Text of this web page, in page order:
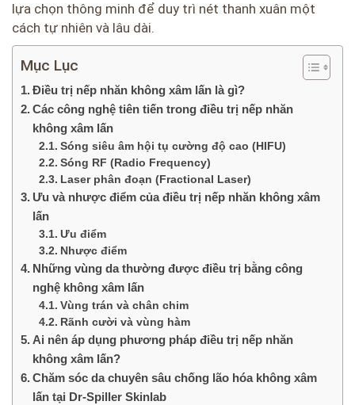
lựa chọn thông minh để duy trì nét thanh xuân một
cách tự nhiên và lâu dài.
Mục Lục
Điều trị nếp nhăn không xâm lấn là gì?
Các công nghệ tiên tiến trong điều trị nếp nhăn
không xâm lấn
Sóng siêu âm hội tụ cường độ cao (HIFU)
Sóng RF (Radio Frequency)
Laser phân đoạn (Fractional Laser)
Ưu và nhược điểm của điều trị nếp nhăn không xâm
lấn
Ưu điểm
Nhược điểm
Những vùng da thường được điều trị bằng công
nghệ không xâm lấn
Vùng trán và chân chim
Rãnh cười và vùng hàm
Ai nên áp dụng phương pháp điều trị nếp nhăn
không xâm lấn?
Chăm sóc da chuyên sâu chống lão hóa không xâm
lấn tại Dr-Spiller Skinlab